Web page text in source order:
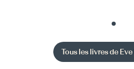
Tous les livres de